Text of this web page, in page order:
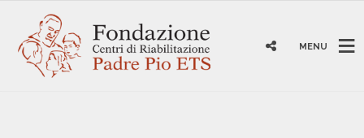
MENU